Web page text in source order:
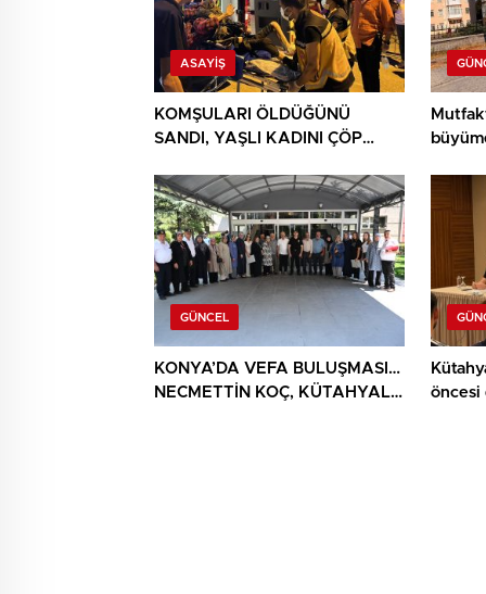
ASAYIŞ
KOMŞULARI ÖLDÜĞÜNÜ
SANDI, YAŞLI KADINI ÇÖP
BULUNDU
GÜNCEL
KONYA’DA VEFA BULUŞMASI…
NECMETTİN KOÇ, KÜTAHYALI
öncesi